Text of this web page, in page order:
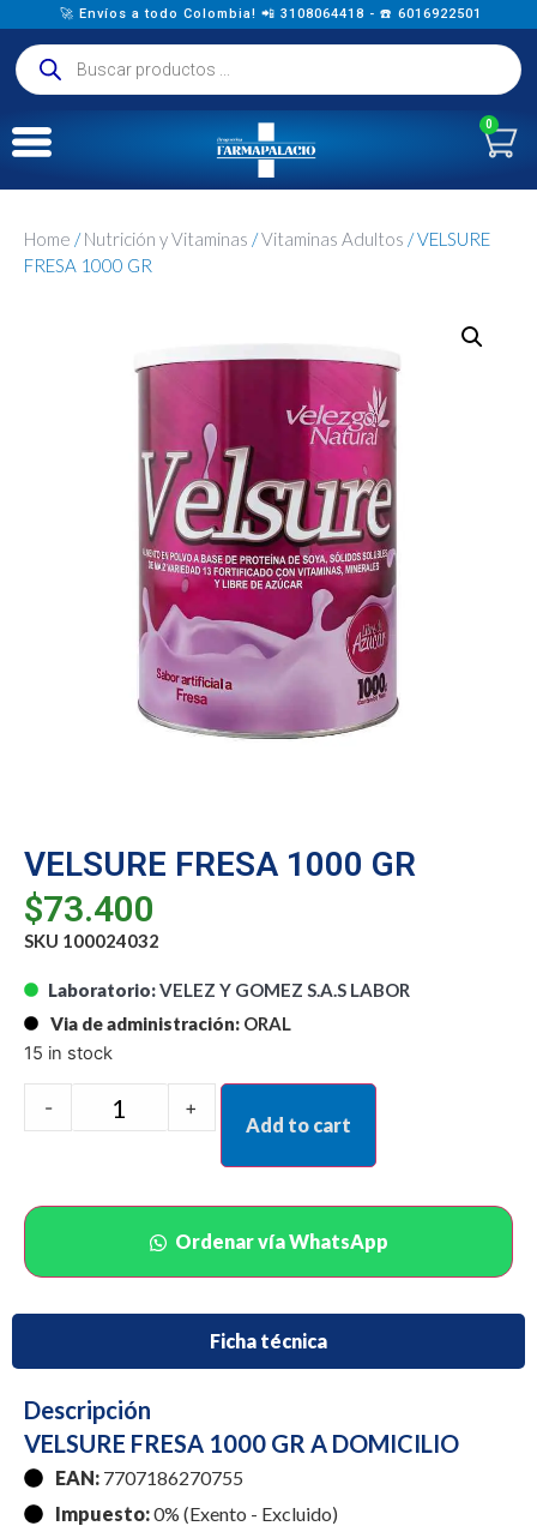
🚀 Envíos a todo Colombia! 📲 3108064418 - ☎️ 6016922501
0
Home /Nutrición y Vitaminas /Vitaminas Adultos / VELSURE
FRESA 1000 GR
VELSURE FRESA 1000 GR
$73.400
SKU 100024032
Laboratorio:VELEZ Y GOMEZ S.A.S LABOR
Via de administración: ORAL
15 in stock
- +
Add to cart
Ordenar vía WhatsApp
Ficha técnica
Descripción
VELSURE FRESA 1000 GR A DOMICILIO
EAN: 7707186270755
Impuesto:0% (Exento - Excluido)